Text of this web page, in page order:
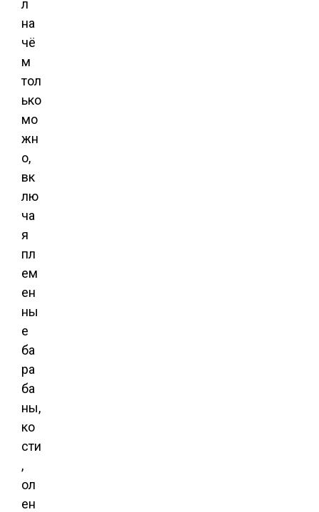
л
на
чё
м
тол
ько
мо
жн
о,
вк
лю
ча
я
пл
ем
ен
ны
е
ба
ра
ба
ны,
ко
сти
,
ол
ен